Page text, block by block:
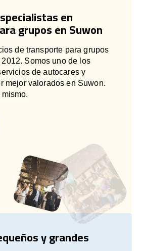
en
grupos en Suwon
de transporte para grupos
Somos uno de los
de autocares y
mejor valorados en Suwon.
y grandes